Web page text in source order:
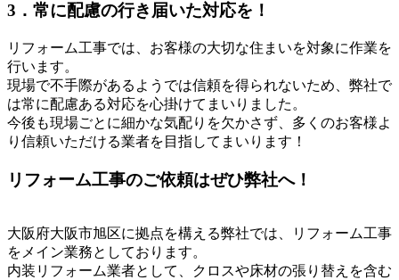
3．常に配慮の行き届いた対応を！
リフォーム工事では、お客様の大切な住まいを対象に作業を
行います。
現場で不手際があるようでは信頼を得られないため、弊社で
は常に配慮ある対応を心掛けてまいりました。
今後も現場ごとに細かな気配りを欠かさず、多くのお客様よ
り信頼いただける業者を目指してまいります！
リフォーム工事のご依頼はぜひ弊社へ！
大阪府大阪市旭区に拠点を構える弊社では、リフォーム工事
をメイン業務としております。
内装リフォーム業者として、クロスや床材の張り替えを含む